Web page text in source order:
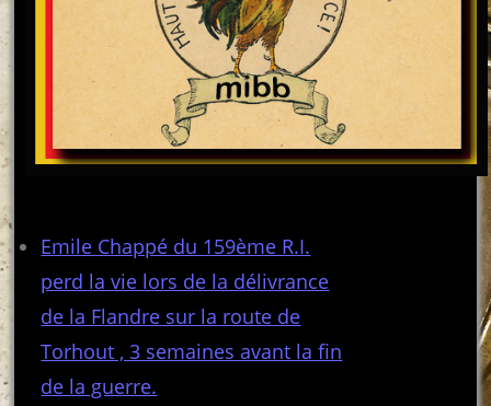
Emile Chappé du 159ème R.I.
perd la vie lors de la délivrance
de la Flandre sur la route de
Torhout , 3 semaines avant la fin
de la guerre.